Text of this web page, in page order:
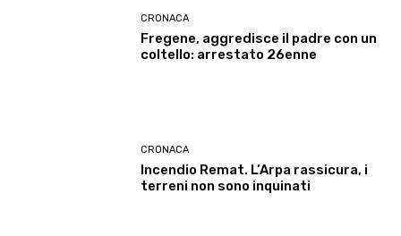
CRONACA
Fregene, aggredisce il padre con un
coltello: arrestato 26enne
CRONACA
Incendio Remat. L’Arpa rassicura, i
terreni non sono inquinati